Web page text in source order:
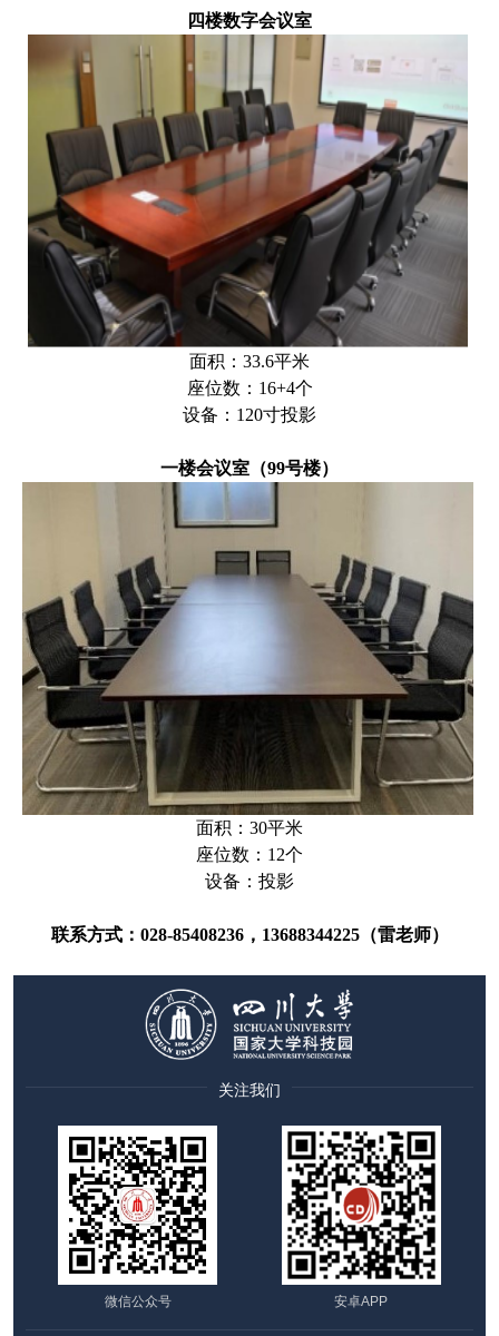
四楼数字会议室
面积：33.6平米
座位数：16+4个
设备：120寸投影
一楼会议室（99号楼）
面积：30平米
座位数：12个
设备：投影
联系方式：028-85408236，13688344225（雷老师）
关注我们
微信公众号 安卓APP